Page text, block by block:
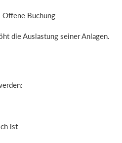
Buchung
die Auslastung seiner Anlagen.
ist